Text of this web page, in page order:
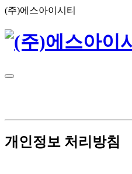
(주)에스아이시티
개인정보 처리방침